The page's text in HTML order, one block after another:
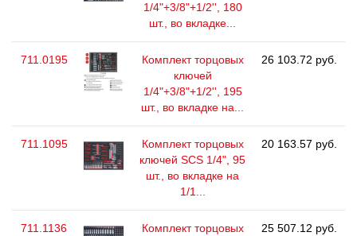
1/4"+3/8"+1/2'', 180
шт., во вкладке...
711.0195
Комплект торцовых
ключей
1/4"+3/8"+1/2'', 195
шт., во вкладке на...
26 103.72 руб.
711.1095
Комплект торцовых
ключей SCS 1/4", 95
шт., во вкладке на
1/1...
20 163.57 руб.
711.1136
Комплект торцовых
25 507.12 руб.